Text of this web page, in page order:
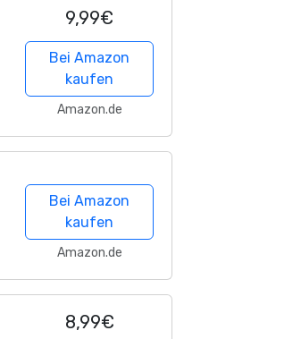
9,99€
Bei Amazon
kaufen
Amazon.de
Bei Amazon
kaufen
Amazon.de
8,99€